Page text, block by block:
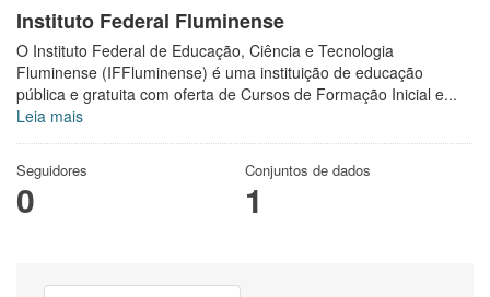
Instituto Federal Fluminense
O Instituto Federal de Educação, Ciência e Tecnologia
Fluminense (IFFluminense) é uma instituição de educação
pública e gratuita com oferta de Cursos de Formação Inicial e...
Leia mais
Seguidores
0
Conjuntos de dados
1